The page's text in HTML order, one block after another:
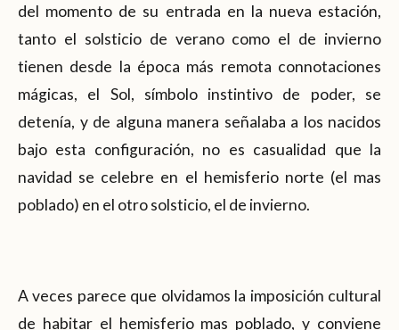
del momento de su entrada en la nueva estación,
tanto el solsticio de verano como el de invierno
tienen desde la época más remota connotaciones
mágicas, el Sol, símbolo instintivo de poder, se
detenía, y de alguna manera señalaba a los nacidos
bajo esta configuración, no es casualidad que la
navidad se celebre en el hemisferio norte (el mas
poblado) en el otro solsticio, el de invierno.
A veces parece que olvidamos la imposición cultural
de habitar el hemisferio mas poblado, y conviene